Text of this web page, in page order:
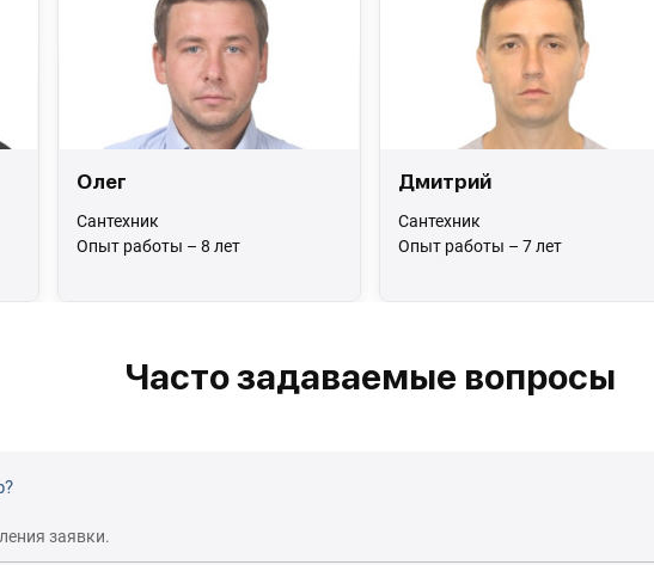
Олег
Сантехник
Опыт работы – 8 лет
Дмитрий
Сантехник
Опыт работы – 7 лет
Часто задаваемые вопросы
заявки.